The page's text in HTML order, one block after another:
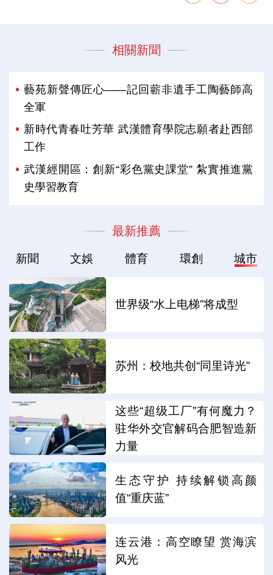
相關新聞
藝苑新聲傳匠心——記回蘄非遺手工陶藝師高
全軍
新時代青春吐芳華 武漢體育學院志願者赴西部
工作
武漢經開區：創新“彩色黨史課堂” 紮實推進黨
史學習教育
最新推薦
新聞 文娛 體育 環創 城市
世界级“水上电梯”将成型
苏州：校地共创“同里诗光”
这些“超级工厂”有何魔力？
驻华外交官解码合肥智造新
力量
生态守护 持续解锁高颜
值“重庆蓝”
连云港：高空瞭望 赏海滨
风光